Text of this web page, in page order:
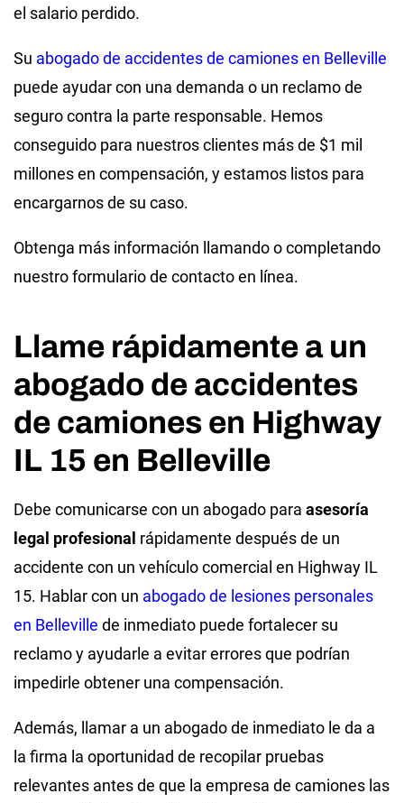
el salario perdido.
Su abogado de accidentes de camiones en Belleville
puede ayudar con una demanda o un reclamo de
seguro contra la parte responsable. Hemos
conseguido para nuestros clientes más de $1 mil
millones en compensación, y estamos listos para
encargarnos de su caso.
Obtenga más información llamando o completando
nuestro formulario de contacto en línea.
Llame rápidamente a un
abogado de accidentes
de camiones en Highway
IL 15 en Belleville
Debe comunicarse con un abogado para asesoría
legal profesional rápidamente después de un
accidente con un vehículo comercial en Highway IL
15. Hablar con un abogado de lesiones personales
en Belleville de inmediato puede fortalecer su
reclamo y ayudarle a evitar errores que podrían
impedirle obtener una compensación.
Además, llamar a un abogado de inmediato le da a
la firma la oportunidad de recopilar pruebas
relevantes antes de que la empresa de camiones las